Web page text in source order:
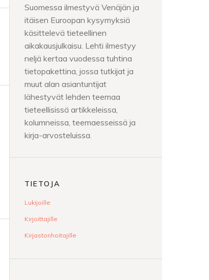
Suomessa ilmestyvä Venäjän ja
itäisen Euroopan kysymyksiä
käsittelevä tieteellinen
aikakausjulkaisu. Lehti ilmestyy
neljä kertaa vuodessa tuhtina
tietopakettina, jossa tutkijat ja
muut alan asiantuntijat
lähestyvät lehden teemaa
tieteellisissä artikkeleissa,
kolumneissa, teemaesseissä ja
kirja-arvosteluissa.
TIETOJA
Lukijoille
Kirjoittajille
Kirjastonhoitajille